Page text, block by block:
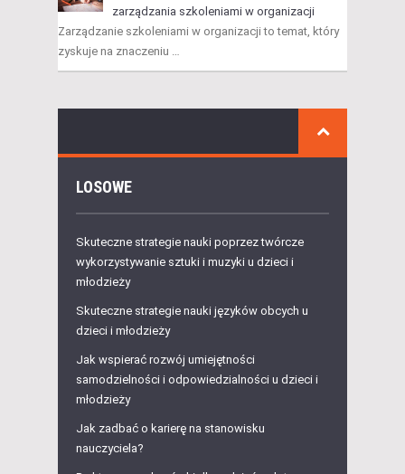
zarządzania szkoleniami w organizacji
Zarządzanie szkoleniami w organizacji to temat, który
zyskuje na znaczeniu …
LOSOWE
Skuteczne strategie nauki poprzez twórcze
wykorzystywanie sztuki i muzyki u dzieci i
młodzieży
Skuteczne strategie nauki języków obcych u
dzieci i młodzieży
Jak wspierać rozwój umiejętności
samodzielności i odpowiedzialności u dzieci i
młodzieży
Jak zadbać o karierę na stanowisku
nauczyciela?